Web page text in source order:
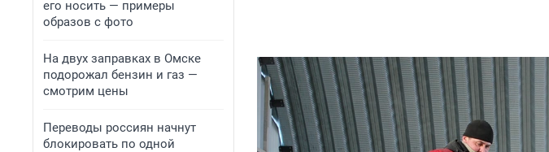
его носить — примеры
образов с фото
На двух заправках в Омске
подорожал бензин и газ —
смотрим цены
Переводы россиян начнут
блокировать по одной